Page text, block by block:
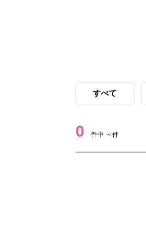
すべて
0 件中 ～件